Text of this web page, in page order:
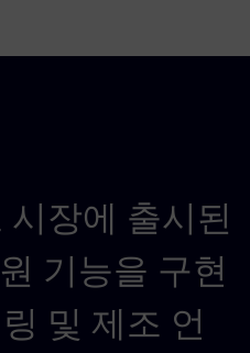
장에 출시된
기능을 구현
및 제조 언